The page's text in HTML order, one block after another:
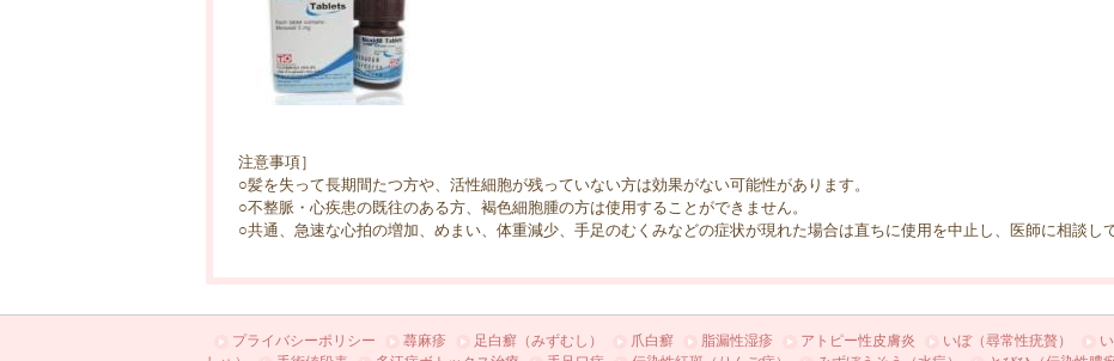
注意事項］
○髪を失って長期間たつ方や、活性細胞が残っていない方は効果がない可能性があります。
○不整脈・心疾患の既往のある方、褐色細胞腫の方は使用することができません。
○共通、急速な心拍の増加、めまい、体重減少、手足のむくみなどの症状が現れた場合は直ちに使用を中止し、医師に相談し
プライバシーポリシー 蕁麻疹 足白癬（みずむし） 爪白癬 脂漏性湿疹 アトピー性皮膚炎 いぼ（尋常性疣贅）